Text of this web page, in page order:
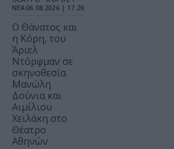
ΝΕΑ 06.08.2026 | 17.26
Ο Θάνατος και
η Κόρη, του
Άριελ
Ντόρφμαν σε
σκηνοθεσία
Μανώλη
Δούνια και
Αιμίλιου
Χειλάκη στο
Θέατρο
Αθηνών